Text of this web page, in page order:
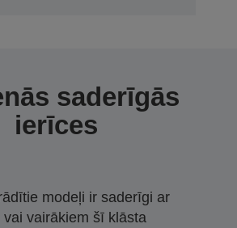
saderīgās
ierīces
modeļi ir saderīgi ar
vai vairākiem šī klāsta